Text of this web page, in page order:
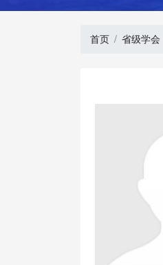
首页 省级学会